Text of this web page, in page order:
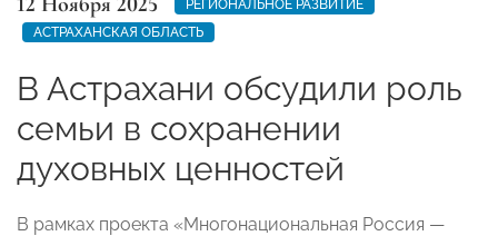
РЕГИОНАЛЬНОЕ РАЗВИТИЕ
АСТРАХАНСКАЯ ОБЛАСТЬ
В Астрахани обсудили роль
семьи в сохранении
духовных ценностей
В рамках проекта «Многонациональная Россия —